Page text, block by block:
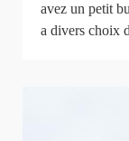
avez un petit
a divers choix